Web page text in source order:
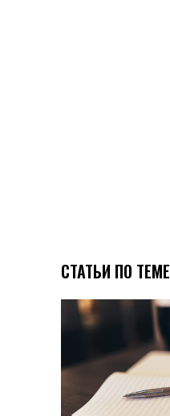
СТАТЬИ ПО ТЕМЕ